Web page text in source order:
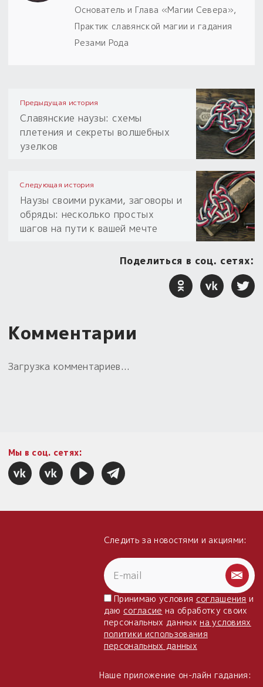
Основатель и Глава «Магии Севера»,
Практик славянской магии и гадания
Резами Рода
Предыдущая история
Славянские наузы: схемы
плетения и секреты волшебных
узелков
Следующая история
Наузы своими руками, заговоры и
обряды: несколько простых
шагов на пути к вашей мечте
Поделиться в соц. сетях:
Комментарии
Загрузка комментариев...
Мы в соц. сетях:
Следить за новостями и акциями:
Принимаю условия соглашения и
даю согласие на обработку своих
персональных данныхна условиях
политики использования
персональных данных
Наше приложение он-лайн гадания: